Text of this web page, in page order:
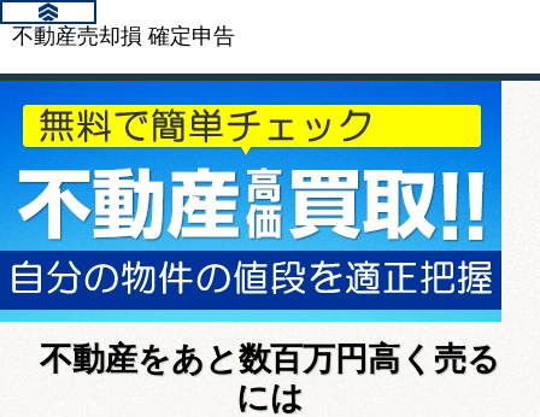
不動産売却損 確定申告
不動産をあと数百万円高く売る
には